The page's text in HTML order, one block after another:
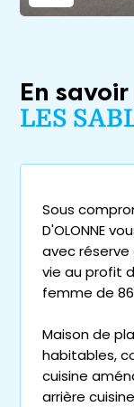
En
LES
Sous
D'OLONNE
avec
vie au profit
femme de 86
Maison de
habitables,
cuisine
arrière